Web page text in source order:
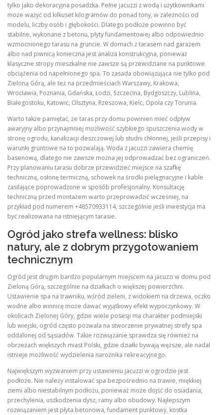
tylko jako dekoracyjna posadzka. Pełne jacuzzi z wodą i użytkownikami
może ważyć od kilkuset kilogramów do ponad tony, w zależności od
modelu, liczby osób i głębokości. Dlatego podłoże powinno być
stabilne, wykonane z betonu, płyty fundamentowej albo odpowiednio
wzmocnionego tarasu na gruncie. W domach z tarasem nad garażem
albo nad piwnicą konieczna jest analiza konstrukcyjna, ponieważ
klasyczne stropy mieszkalne nie zawsze są przewidziane na punktowe
obciążenia od napełnionego spa. To zasada obowiązująca nie tylko pod
Zieloną Górą, ale też na przedmieściach Warszawy, Krakowa,
Wrocławia, Poznania, Gdańska, Łodzi, Szczecina, Bydgoszczy, Lublina,
Białegostoku, Katowic, Olsztyna, Rzeszowa, Kielc, Opola czy Torunia.
Warto także pamiętać, że taras przy domu powinien mieć odpływ
awaryjny albo przynajmniej możliwość szybkiego spuszczenia wody w
stronę ogrodu, kanalizacji deszczowej lub studni chłonnej, jeśli przepisy i
warunki gruntowe na to pozwalają. Woda z jacuzzi zawiera chemię
basenową, dlatego nie zawsze można jej odprowadzać bez ograniczeń.
Przy planowaniu tarasu dobrze przewidzieć miejsce na szafkę
techniczną, osłonę termiczną, schowek na środki pielęgnacyjne i kable
zasilające poprowadzone w sposób profesjonalny. Konsultację
techniczną przed montażem warto przeprowadzić wcześniej, na
przykład pod numerem +48570933114, szczególnie jeśli inwestycja ma
być realizowana na istniejącym tarasie.
Ogród jako strefa wellness: blisko
natury, ale z dobrym przygotowaniem
technicznym
Ogród jest drugim bardzo popularnym miejscem na jacuzzi w domu pod
Zieloną Górą, szczególnie na działkach o większej powierzchni.
Ustawienie spa na trawniku, wśród zieleni, z widokiem na drzewa, oczko
wodne albo winnicę może dawać wyjątkowy efekt wypoczynkowy. W
okolicach Zielonej Góry, gdzie wiele posesji ma charakter podmiejski
lub wiejski, ogród często pozwala na stworzenie prywatnej strefy spa
oddalonej od sąsiadów. Takie rozwiązanie sprawdza się również na
obrzeżach większych miast Polski, gdzie działki bywają węższe, ale nadal
istnieje możliwość wydzielenia narożnika rekreacyjnego.
Największym wyzwaniem przy ustawieniu jacuzzi w ogrodzie jest
podłoże. Nie należy instalować spa bezpośrednio na trawie, miękkiej
ziemi albo niestabilnym podłożu, ponieważ może dojść do osiadania,
przechylenia, uszkodzenia dysz, ramy albo obudowy. Najlepszym
rozwiązaniem jest płyta betonowa, fundament punktowy, kostka